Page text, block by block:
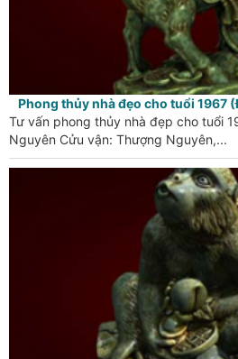
Phong thủy nhà đẹo cho tuổi 1967
Tư vấn phong thủy nhà đẹp cho tuổi
Nguyên Cửu vận: Thượng Nguyên,...